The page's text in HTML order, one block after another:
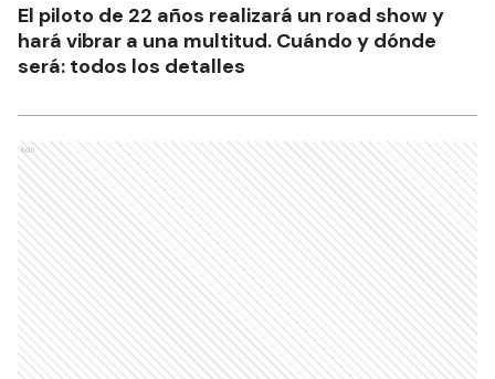
El piloto de 22 años realizará un road show y
hará vibrar a una multitud. Cuándo y dónde
será: todos los detalles
Ads